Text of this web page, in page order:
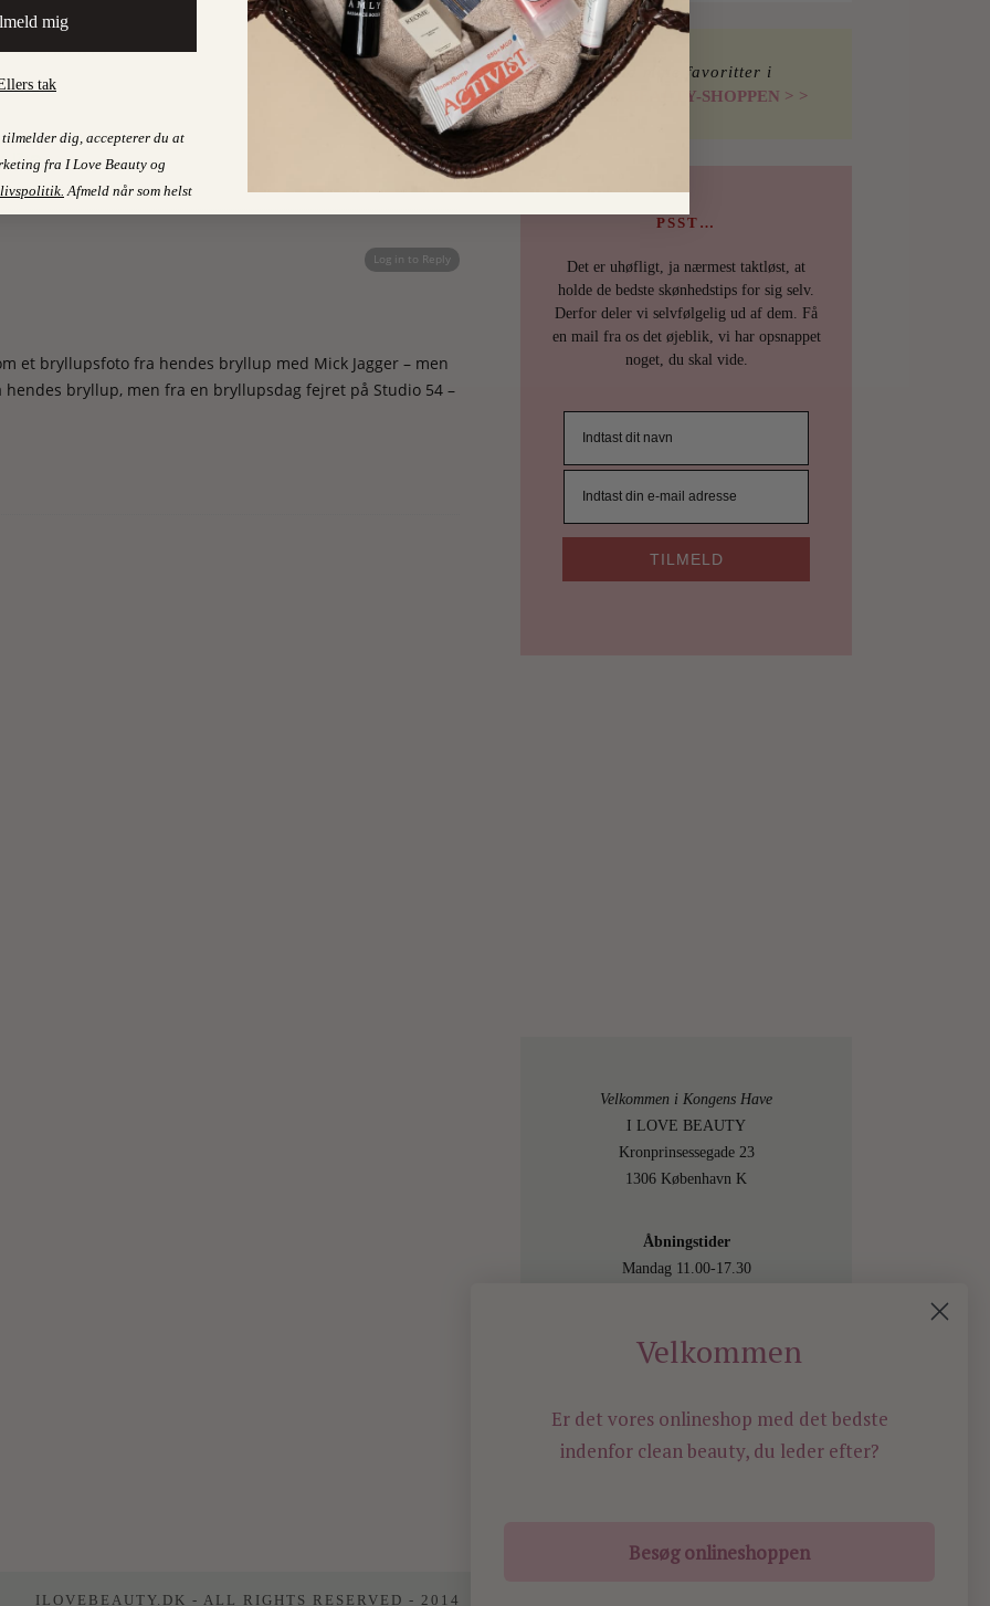
2 COMMENTS
Log in to Reply
☺️
Log in to Reply
et bryllupsfoto fra hendes bryllup med Mick Jagger – men
hendes bryllup, men fra en bryllupsdag fejret på Studio 54 –
Find mine favoritter i
I LOVE BEAUTY-SHOPPEN > >
PSST…
Det er uhøfligt, ja nærmest taktløst, at
holde de bedste skønhedstips for sig selv.
Derfor deler vi selvfølgelig ud af dem. Få
en mail fra os det øjeblik, vi har opsnappet
noget, du skal vide.
TILMELD
Velkommen i Kongens Have
I LOVE BEAUTY
Kronprinsessegade 23
1306 København K
Åbningstider
Mandag 11.00-17.30
Torsdag 11.00-17.30
Besøg os også online på
shop.ilovebeauty.dk
ILOVEBEAUTY.DK - ALL RIGHTS RESERVED - 2014
Velkommen
Er det vores onlineshop med det bedste
indenfor clean beauty, du leder efter?
Besøg onlineshoppen
mig
tak
tilmelder dig, accepterer du at
fra I Love Beauty og
Afmeld når som helst